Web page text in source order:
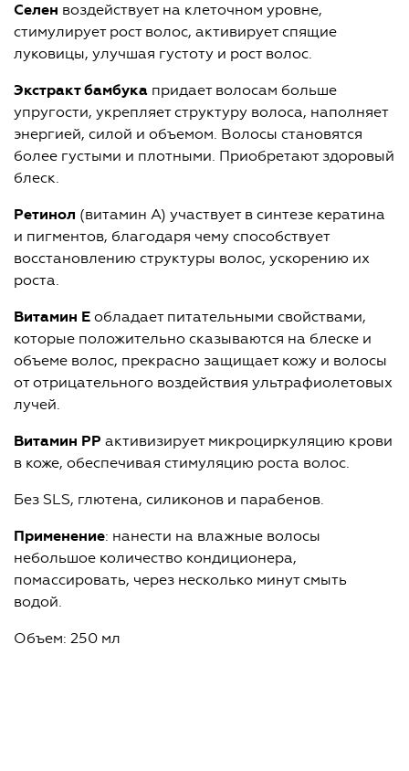
Селен воздействует на клеточном уровне,
стимулирует рост волос, активирует спящие
луковицы, улучшая густоту и рост волос.
Экстракт бамбука придает волосам больше
упругости, укрепляет структуру волоса, наполняет
энергией, силой и объемом. Волосы становятся
более густыми и плотными. Приобретают здоровый
блеск.
Ретинол (витамин А) участвует в синтезе кератина
и пигментов, благодаря чему способствует
восстановлению структуры волос, ускорению их
роста.
Витамин E обладает питательными свойствами,
которые положительно сказываются на блеске и
объеме волос, прекрасно защищает кожу и волосы
от отрицательного воздействия ультрафиолетовых
лучей.
Витамин РР активизирует микроциркуляцию крови
в коже, обеспечивая стимуляцию роста волос.
Без SLS, глютена, силиконов и парабенов.
Применение: нанести на влажные волосы
небольшое количество кондиционера,
помассировать, через несколько минут смыть
водой.
Объем: 250 мл